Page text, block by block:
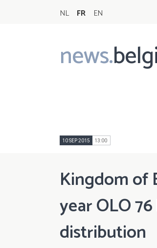
NL FR EN
news.
Main
navigation
10 SEP 2015 13:00
Kingdom of
year OLO
distribution